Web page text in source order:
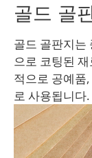
골드 골
골드 골판지는
으로 코팅된
적으로 공예품
로 사용됩니다.